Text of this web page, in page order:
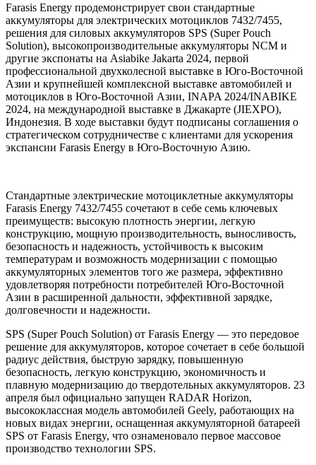
Farasis Energy продемонстрирует свои стандартные
аккумуляторы для электрических мотоциклов 7432/7455,
решения для силовых аккумуляторов SPS (Super Pouch
Solution), высокопроизводительные аккумуляторы NCM и
другие экспонаты на Asiabike Jakarta 2024, первой
профессиональной двухколесной выставке в Юго-Восточной
Азии и крупнейшей комплексной выставке автомобилей и
мотоциклов в Юго-Восточной Азии, INAPA 2024/INABIKE
2024, на международной выставке в Джакарте (JIEXPO),
Индонезия. В ходе выставки будут подписаны соглашения о
стратегическом сотрудничестве с клиентами для ускорения
экспансии Farasis Energy в Юго-Восточную Азию.
Стандартные электрические мотоциклетные аккумуляторы
Farasis Energy 7432/7455 сочетают в себе семь ключевых
преимуществ: высокую плотность энергии, легкую
конструкцию, мощную производительность, выносливость,
безопасность и надежность, устойчивость к высоким
температурам и возможность модернизации с помощью
аккумуляторных элементов того же размера, эффективно
удовлетворяя потребности потребителей Юго-Восточной
Азии в расширенной дальности, эффективной зарядке,
долговечности и надежности.
SPS (Super Pouch Solution) от Farasis Energy — это передовое
решение для аккумуляторов, которое сочетает в себе большой
радиус действия, быструю зарядку, повышенную
безопасность, легкую конструкцию, экономичность и
плавную модернизацию до твердотельных аккумуляторов. 23
апреля был официально запущен RADAR Horizon,
высококлассная модель автомобилей Geely, работающих на
новых видах энергии, оснащенная аккумуляторной батареей
SPS от Farasis Energy, что ознаменовало первое массовое
производство технологии SPS.